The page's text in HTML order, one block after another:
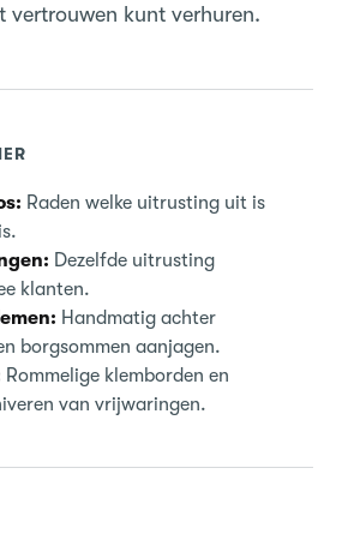
vertrouwen kunt verhuren.
Raden welke uitrusting uit is
Dezelfde uitrusting
klanten.
Handmatig achter
borgsommen aanjagen.
Rommelige klemborden en
van vrijwaringen.